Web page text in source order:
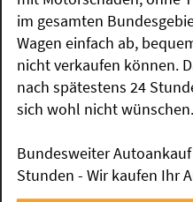
im gesamten
Wagen einfach ab,
nicht verkaufen können.
nach spätestens 24
sich wohl nicht wünschen.
Bundesweiter
Stunden - Wir kaufen Ihr